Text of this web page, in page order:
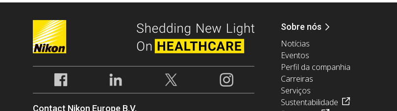
Contact Nikon Europe B.V.
Sobre nós
Notícias
Eventos
Perfil da companhia
Carreiras
Serviços
Sustentabilidade